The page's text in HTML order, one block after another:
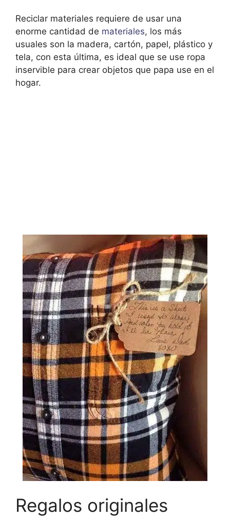
Reciclar materiales requiere de usar una
enorme cantidad de materiales, los más
usuales son la madera, cartón, papel, plástico y
tela, con esta última, es ideal que se use ropa
inservible para crear objetos que papa use en el
hogar.
Regalos originales